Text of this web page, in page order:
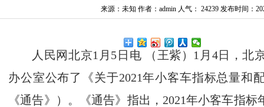
来源：未知 作者：admin 人气： 24239 发布时间：
人民网北京1月5日电 （王紫）1月4日，北
办公室公布了《关于2021年小客车指标总量和
《通告》）。《通告》指出，2021年小客车指